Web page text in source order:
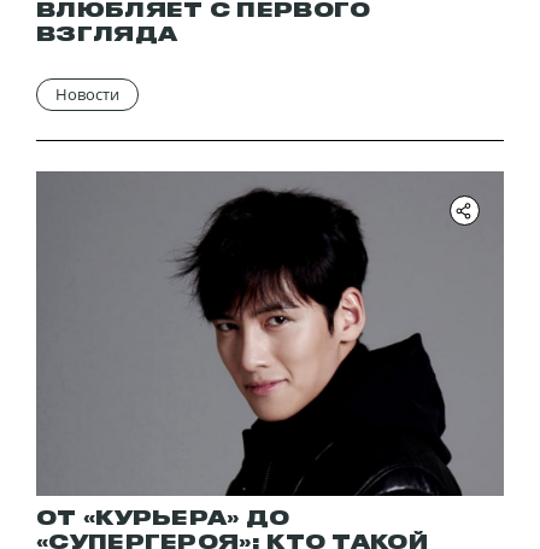
ВЛЮБЛЯЕТ С ПЕРВОГО
ВЗГЛЯДА
Новости
ОТ «КУРЬЕРА» ДО
«СУПЕРГЕРОЯ»: КТО ТАКОЙ